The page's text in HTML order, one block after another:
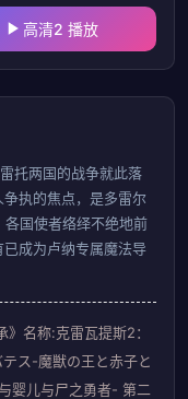
群之中，也有已成
高清2 播放
托两国的战争就此落
执的焦点，是多雷尔
各国使者络绎不绝地前
成为卢纳专属魔法导
》名称:克雷瓦提斯2：
ス-魔獣の王と赤子と
婴儿与尸之勇者- 第二